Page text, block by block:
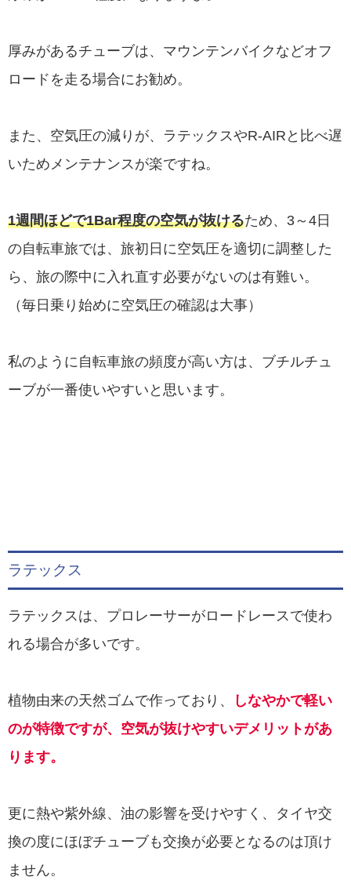
厚みがあるチューブは、マウンテンバイクなどオフ
ロードを走る場合にお勧め。
また、空気圧の減りが、ラテックスやR-AIRと比べ遅
いためメンテナンスが楽ですね。
1週間ほどで1Bar程度の空気が抜けるため、3～4日
の自転車旅では、旅初日に空気圧を適切に調整した
ら、旅の際中に入れ直す必要がないのは有難い。
（毎日乗り始めに空気圧の確認は大事）
私のように自転車旅の頻度が高い方は、ブチルチュ
ーブが一番使いやすいと思います。
ラテックス
ラテックスは、プロレーサーがロードレースで使わ
れる場合が多いです。
植物由来の天然ゴムで作っており、
しなやかで軽い
のが特徴ですが、空気が抜けやすいデメリットがあ
ります。
更に熱や紫外線、油の影響を受けやすく、タイヤ交
換の度にほぼチューブも交換が必要となるのは頂け
ません。